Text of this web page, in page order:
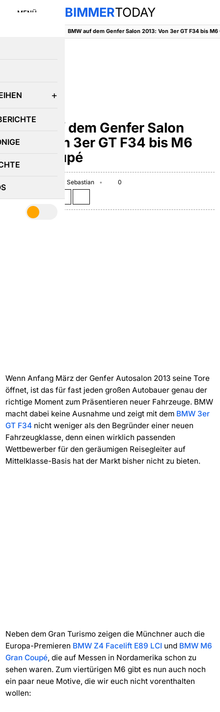
MENÜ BIMMERTODAY
BMW auf dem Genfer Salon
2013: Von 3er GT F34 bis M6
Gran Coupé
Sebastian
0
Wenn Anfang März der Genfer Autosalon 2013 seine Tore
öffnet, ist das für fast jeden großen Autobauer genau der
richtige Moment zum Präsentieren neuer Fahrzeuge. BMW
macht dabei keine Ausnahme und zeigt mit dem BMW 3er
GT F34nicht weniger als den Begründer einer neuen
Fahrzeugklasse, denn einen wirklich passenden
Wettbewerber für den geräumigen Reisegleiter auf
Mittelklasse-Basis hat der Markt bisher nicht zu bieten.
Neben dem Gran Turismo zeigen die Münchner auch die
Europa-Premieren BMW Z4 Facelift E89 LCI und BMW M6
Gran Coupé, die auf Messen in Nordamerika schon zu
sehen waren. Zum viertürigen M6 gibt es nun auch noch
ein paar neue Motive, die wir euch nicht vorenthalten
wollen: